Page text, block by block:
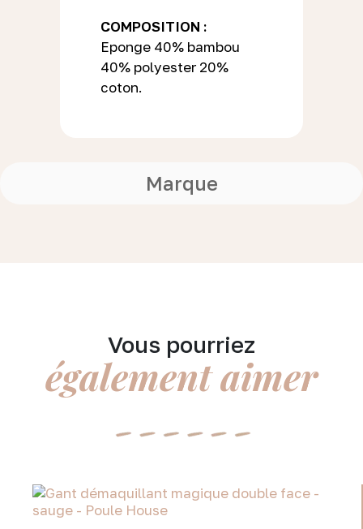
COMPOSITION :
Eponge 40% bambou
40% polyester 20%
coton.
Marque
Vous pourriez
également aimer